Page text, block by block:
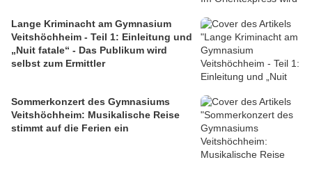
Lange Kriminacht am Gymnasium
Veitshöchheim - Teil 1: Einleitung und
„Nuit fatale“ - Das Publikum wird
selbst zum Ermittler
Sommerkonzert des Gymnasiums
Veitshöchheim: Musikalische Reise
stimmt auf die Ferien ein